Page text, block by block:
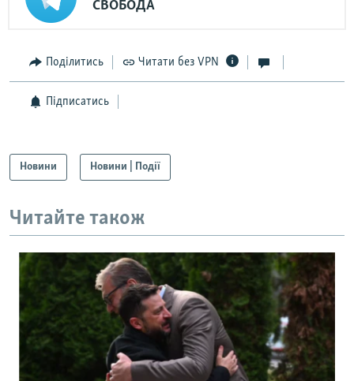
д СВОБОДА
Поділитись Читати без VPN
Підписатись
Новини Новини | Події
Читайте також